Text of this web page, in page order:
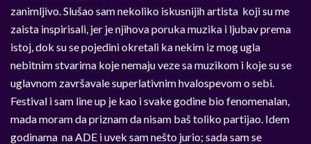
zanimljivo. Slušao sam nekoliko iskusnijih artista koji su me
zaista inspirisali, jer je njihova poruka muzika i ljubav prema
istoj, dok su se pojedini okretali ka nekim iz mog ugla
nebitnim stvarima koje nemaju veze sa muzikom i koje su se
uglavnom završavale superlativnim hvalospevom o sebi.
Festival i sam line up je kao i svake godine bio fenomenalan,
mada moram da priznam da nisam baš toliko partijao. Idem
godinama na ADE i uvek sam nešto jurio; sada sam se